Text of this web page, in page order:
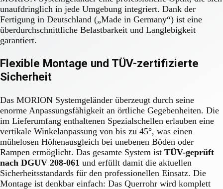
unaufdringlich in jede Umgebung integriert. Dank der
Fertigung in Deutschland („Made in Germany“) ist eine
überdurchschnittliche Belastbarkeit und Langlebigkeit
garantiert.
Flexible Montage und TÜV-zertifizierte
Sicherheit
Das MORION Systemgeländer überzeugt durch seine
enorme Anpassungsfähigkeit an örtliche Gegebenheiten. Die
im Lieferumfang enthaltenen Spezialschellen erlauben eine
vertikale Winkelanpassung von bis zu 45°, was einen
mühelosen Höhenausgleich bei unebenen Böden oder
Rampen ermöglicht. Das gesamte System ist TÜV-geprüft
nach DGUV 208-061 und erfüllt damit die aktuellen
Sicherheitsstandards für den professionellen Einsatz. Die
Montage ist denkbar einfach: Das Querrohr wird komplett